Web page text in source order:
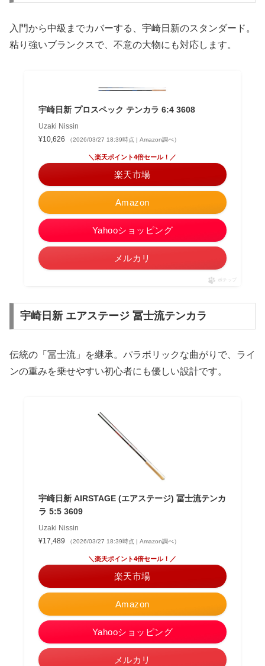
入門から中級までカバーする、宇崎日新のスタンダード。
粘り強いブランクスで、不意の大物にも対応します。
宇崎日新 プロスペック テンカラ 6:4 3608
Uzaki Nissin
¥10,626
（2026/03/27 18:39時点 | Amazon調べ）
Amazon
＼楽天ポイント4倍セール！／
楽天市場
Yahooショッピング
メルカリ
ポチップ
宇崎日新 エアステージ 冨士流テンカラ
伝統の「冨士流」を継承。パラボリックな曲がりで、ライ
ンの重みを乗せやすい初心者にも優しい設計です。
宇崎日新 AIRSTAGE (エアステージ) 冨士流テンカ
ラ 5:5 3609
Uzaki Nissin
¥17,489
（2026/03/27 18:39時点 | Amazon調べ）
Amazon
＼楽天ポイント4倍セール！／
楽天市場
Yahooショッピング
メルカリ